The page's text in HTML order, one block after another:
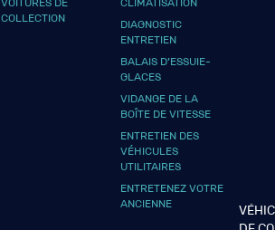
COLLECTION
DIAGNOSTIC
ENTRETIEN
BALAIS D’ESSUIE-
GLACES
VIDANGE DE LA
BOÎTE DE VITESSE
ENTRETIEN DES
VÉHICULES
UTILITAIRES
ENTRETENEZ VOTRE
ANCIENNE